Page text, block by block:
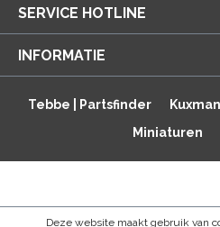
SERVICE HOTLINE
INFORMATIE
Tebbe | Partsfinder
Miniaturen
Deze website maakt gebruik van